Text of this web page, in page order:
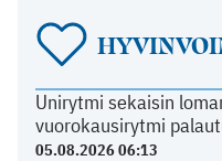
Unirytmi sekaisin
vuorokausirytmi
05.08.2026 06:13